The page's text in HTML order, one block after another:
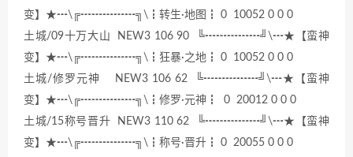
变】★┅\╔┅┅┅┅┅╗\┇转生·地图┇ 0 10052 0 0 0
土城/09十万大山 NEW3 106 90 ╚┅┅┅┅┅╝\┅★【蛮神
变】★┅\╔┅┅┅┅┅╗\┇狂暴·之地┇ 0 10052 0 0 0
土城/修罗元神 NEW3 106 62 ╚┅┅┅┅┅╝\┅★【蛮神
变】★┅\╔┅┅┅┅┅╗\┇修罗·元神┇ 0 20012 0 0 0
土城/15称号晋升 NEW3 110 62 ╚┅┅┅┅┅╝\┅★【蛮神
变】★┅\╔┅┅┅┅┅╗\┇称号·晋升┇ 0 20055 0 0 0